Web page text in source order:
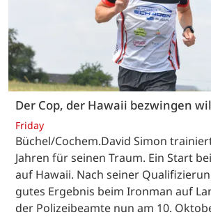
Der Cop, der Hawaii bezwingen
Friday
Büchel/Cochem.David Simon
Jahren für seinen Traum. Ein Start
auf Hawaii. Nach seiner
gutes Ergebnis beim Ironman auf
der Polizeibeamte nun am 10.